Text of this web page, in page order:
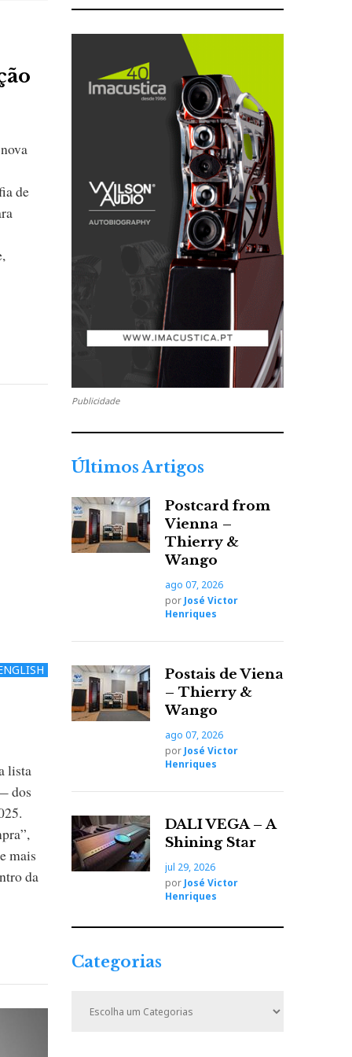
de
lista
dos
mais
da
Publicidade
Últimos Artigos
Postcard from
Vienna –
Thierry &
Wango
ago 07, 2026
por José Victor
Henriques
Postais de Viena
– Thierry &
Wango
ago 07, 2026
por José Victor
Henriques
DALI VEGA – A
Shining Star
jul 29, 2026
por José Victor
Henriques
Categorias